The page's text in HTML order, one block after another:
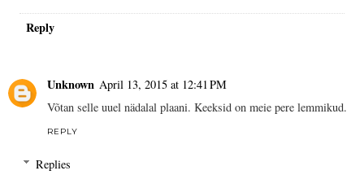
Reply
Unknown April 13, 2015 at 12:41 PM
Võtan selle uuel nädalal plaani. Keeksid on meie pere lemmikud.
REPLY
Replies